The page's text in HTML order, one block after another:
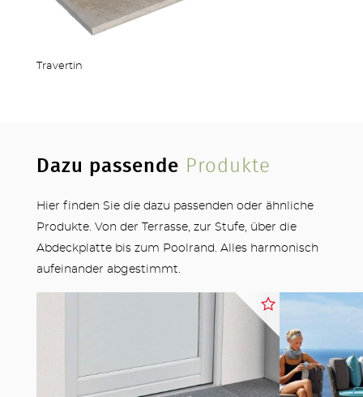
Travertin
Dazu passende Produkte
Hier finden Sie die dazu passenden oder ähnliche
Produkte. Von der Terrasse, zur Stufe, über die
Abdeckplatte bis zum Poolrand. Alles harmonisch
aufeinander abgestimmt.